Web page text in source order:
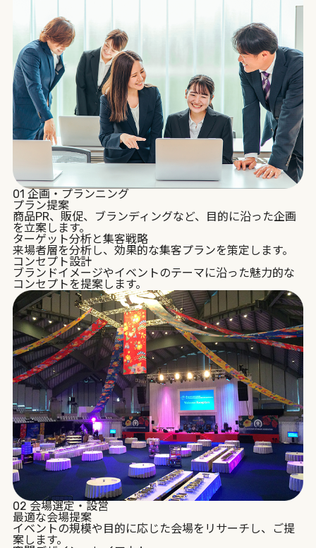
01 企画・プランニング
プラン提案
商品PR、販促、ブランディングなど、目的に沿った企画
を立案します。
ターゲット分析と集客戦略
来場者層を分析し、効果的な集客プランを策定します。
コンセプト設計
ブランドイメージやイベントのテーマに沿った魅力的な
コンセプトを提案します。
02 会場選定・設営
最適な会場提案
イベントの規模や目的に応じた会場をリサーチし、ご提
案します。